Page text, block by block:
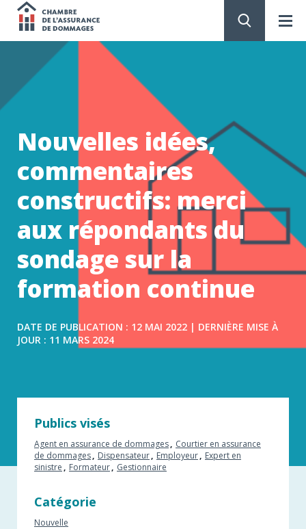
PASSER
AU
Chambre
de
l'assurance
de
dommages
Nouvelles idées,
commentaires
constructifs: merci
aux répondants du
sondage sur la
formation continue
DATE DE PUBLICATION : 12 MAI 2022 | DERNIÈRE MISE À
JOUR : 11 MARS 2024
Publics visés
Agent en assurance de dommages
Courtier en assurance
de dommages
Dispensateur Employeur
Expert en
sinistre
Formateur Gestionnaire
Catégorie
Nouvelle